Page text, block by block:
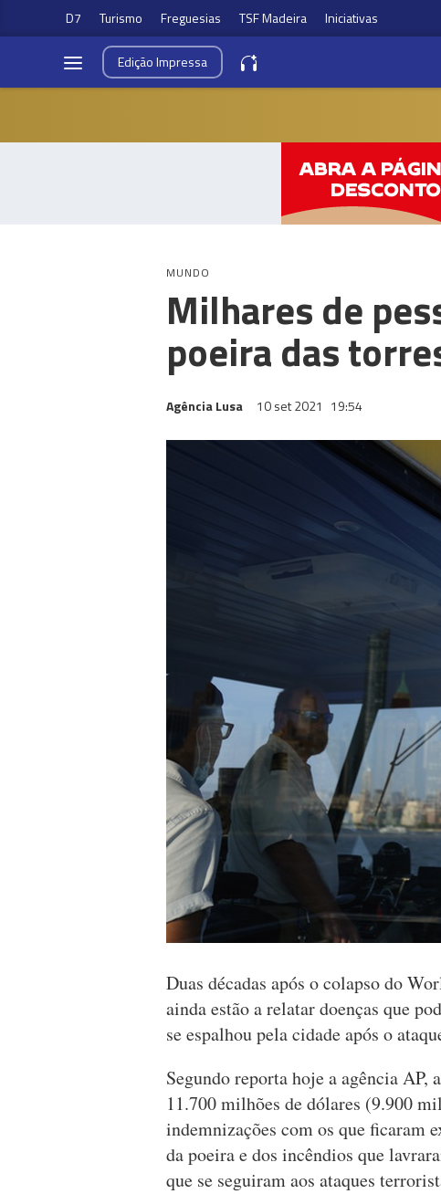
D7 Turismo Freguesias TSF Madeira Iniciativas
EdiçãoImpressa
MUNDO
Milhares de
poeira das
Agência Lusa 10 set 2021 19:54
Duas décadas após o colapso do
ainda estão a relatar doenças que
se espalhou pela cidade após o
Segundo reporta hoje a agência AP,
11.700 milhões de dólares (9.900
indemnizações com os que ficaram
da poeira e dos incêndios que
que se seguiram aos ataques